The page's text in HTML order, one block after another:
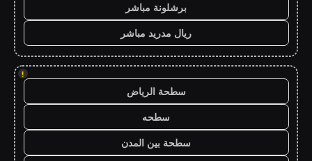
برشلونة مباشر
ريال مدريد مباشر
!
سطحة الرياض
سطحه
سطحة بين المدن